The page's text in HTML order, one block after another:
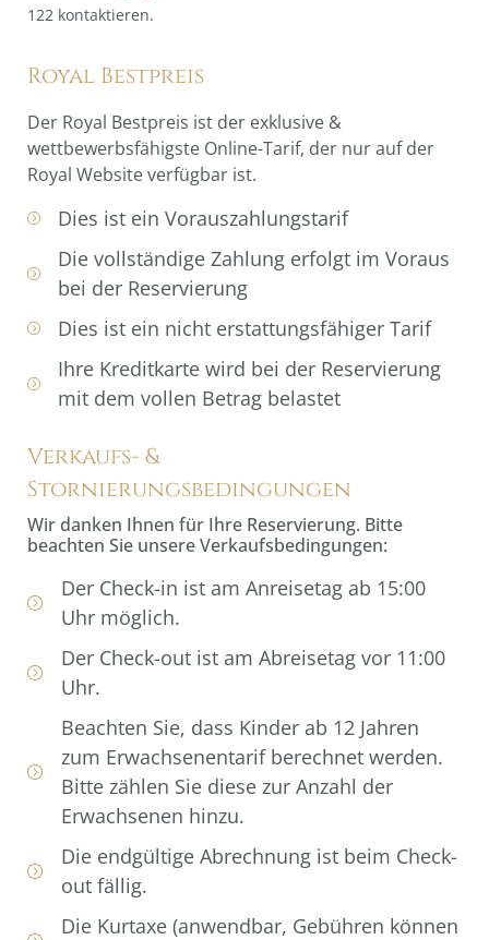
122 kontaktieren.
Royal Bestpreis
Der Royal Bestpreis ist der exklusive &
wettbewerbsfähigste Online-Tarif, der nur auf der
Royal Website verfügbar ist.
Dies ist ein Vorauszahlungstarif
Die vollständige Zahlung erfolgt im Voraus
bei der Reservierung
Dies ist ein nicht erstattungsfähiger Tarif
Ihre Kreditkarte wird bei der Reservierung
mit dem vollen Betrag belastet
Verkaufs- &
Stornierungsbedingungen
Wir danken Ihnen für Ihre Reservierung. Bitte
beachten Sie unsere Verkaufsbedingungen:
Der Check-in ist am Anreisetag ab 15:00
Uhr möglich.
Der Check-out ist am Abreisetag vor 11:00
Uhr.
Beachten Sie, dass Kinder ab 12 Jahren
zum Erwachsenentarif berechnet werden.
Bitte zählen Sie diese zur Anzahl der
Erwachsenen hinzu.
Die endgültige Abrechnung ist beim Check-
out fällig.
Die Kurtaxe (anwendbar, Gebühren können